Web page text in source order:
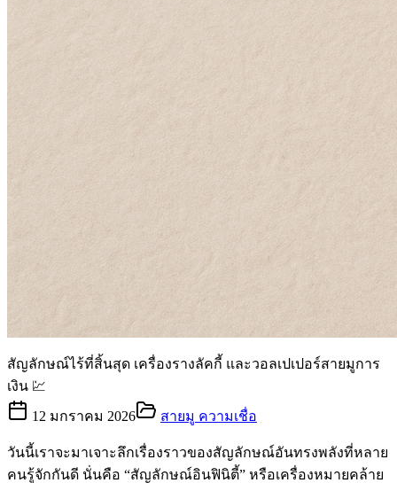
สัญลักษณ์ไร้ที่สิ้นสุด เครื่องรางลัคกี้ และวอลเปเปอร์สายมูการ
เงิน 💹
12 มกราคม 2026
สายมู ความเชื่อ
วันนี้เราจะมาเจาะลึกเรื่องราวของสัญลักษณ์อันทรงพลังที่หลาย
คนรู้จักกันดี นั่นคือ “สัญลักษณ์อินฟินิตี้” หรือเครื่องหมายคล้าย